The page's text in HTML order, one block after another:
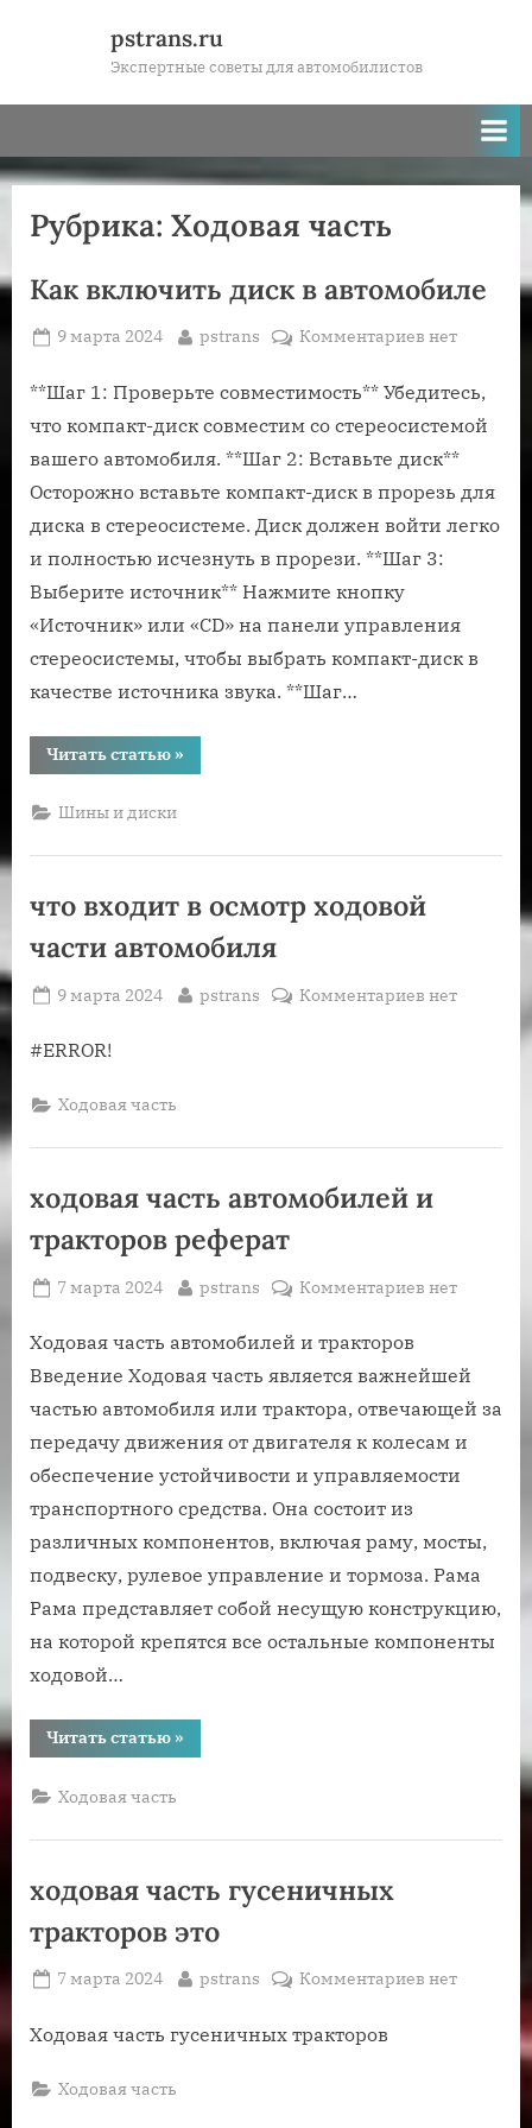
pstrans.ru
Экспертные советы для автомобилистов
Рубрика: Ходовая часть
Как включить диск в автомобиле
Posted
9 марта 2024 By
pstrans Комментариевк
Как
включить
в
автомобиле
нет
**Шаг 1: Проверьте совместимость** Убедитесь,
что компакт-диск совместим со стереосистемой
вашего автомобиля. **Шаг 2: Вставьте диск**
Осторожно вставьте компакт-диск в прорезь для
диска в стереосистеме. Диск должен войти легко
и полностью исчезнуть в прорези. **Шаг 3:
Выберите источник** Нажмите кнопку
«Источник» или «CD» на панели управления
стереосистемы, чтобы выбрать компакт-диск в
качестве источника звука. **Шаг…
Читать статью“Как
включить
автомобиле”
»
Шины и диски
что входит в осмотр ходовой
части автомобиля
Posted
9 марта 2024 By
pstrans Комментариевк
автомобиля
нет
#ERROR!
Ходовая часть
ходовая часть автомобилей и
тракторов реферат
Posted
7 марта 2024 By
pstrans Комментариевк
часть
и
тракторов
реферат
нет
Ходовая часть автомобилей и тракторов
Введение Ходовая часть является важнейшей
частью автомобиля или трактора, отвечающей за
передачу движения от двигателя к колесам и
обеспечение устойчивости и управляемости
транспортного средства. Она состоит из
различных компонентов, включая раму, мосты,
подвеску, рулевое управление и тормоза. Рама
Рама представляет собой несущую конструкцию,
на которой крепятся все остальные компоненты
ходовой…
Читать статью“ходовая
часть
тракторов
»
Ходовая часть
ходовая часть гусеничных
тракторов это
Posted
7 марта 2024 By
pstrans Комментариевкнет
Ходовая часть гусеничных тракторов
Ходовая часть